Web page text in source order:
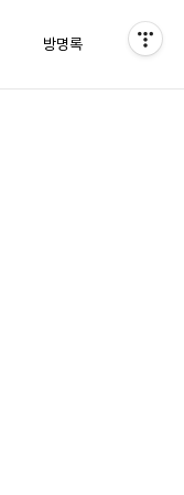
방명록